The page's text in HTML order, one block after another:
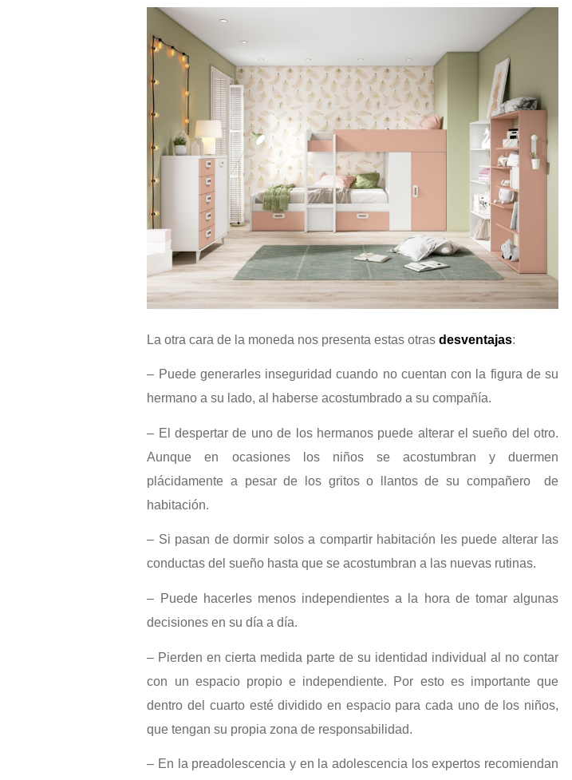
La otra cara de la moneda nos presenta estas otrasdesventajas:
– Puede generarles inseguridad cuando no cuentan con la figura de su
hermano a su lado, al haberse acostumbrado a su compañía.
– El despertar de uno de los hermanos puede alterar el sueño del otro.
Aunque en ocasiones los niños se acostumbran y duermen
plácidamente a pesar de los gritos o llantos de su compañero de
habitación.
– Si pasan de dormir solos a compartir habitación les puede alterar las
conductas del sueño hasta que se acostumbran a las nuevas rutinas.
– Puede hacerles menos independientes a la hora de tomar algunas
decisiones en su día a día.
– Pierden en cierta medida parte de su identidad individual al no contar
con un espacio propio e independiente. Por esto es importante que
dentro del cuarto esté dividido en espacio para cada uno de los niños,
que tengan su propia zona de responsabilidad.
– En la preadolescencia y en la adolescencia los expertos recomiendan